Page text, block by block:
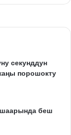
секунддун
порошокту
беш